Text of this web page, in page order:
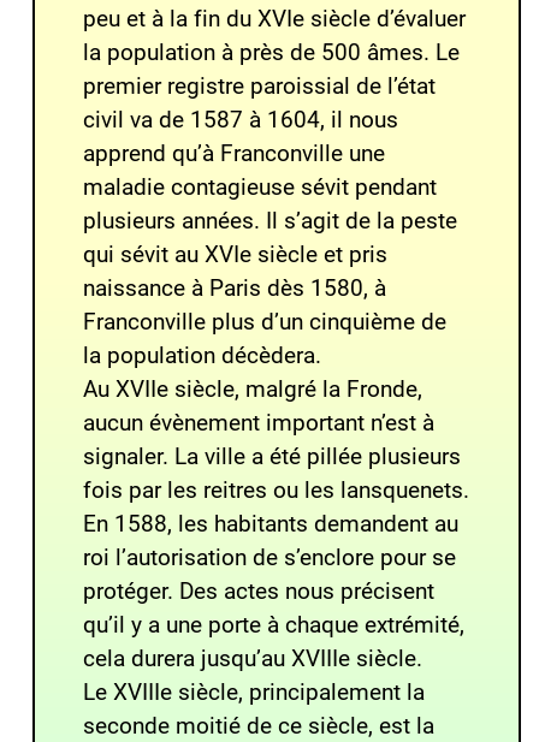
peu et à la fin du XVIe siècle d’évaluer
la population à près de 500 âmes. Le
premier registre paroissial de l’état
civil va de 1587 à 1604, il nous
apprend qu’à Franconville une
maladie contagieuse sévit pendant
plusieurs années. Il s’agit de la peste
qui sévit au XVIe siècle et pris
naissance à Paris dès 1580, à
Franconville plus d’un cinquième de
la population décèdera.
Au XVIIe siècle, malgré la Fronde,
aucun évènement important n’est à
signaler. La ville a été pillée plusieurs
fois par les reitres ou les lansquenets.
En 1588, les habitants demandent au
roi l’autorisation de s’enclore pour se
protéger. Des actes nous précisent
qu’il y a une porte à chaque extrémité,
cela durera jusqu’au XVIIIe siècle.
Le XVIIIe siècle, principalement la
seconde moitié de ce siècle, est la